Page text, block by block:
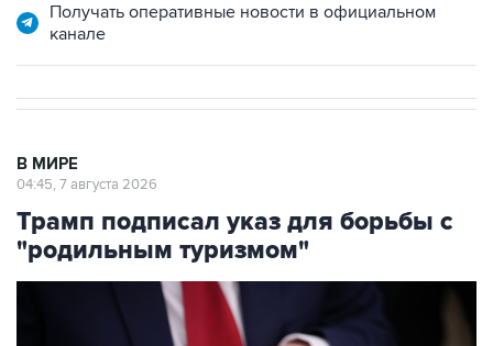
Получать оперативные новости в официальном
канале
В МИРЕ
04:45, 7 августа 2026
Трамп подписал указ для борьбы с
"родильным туризмом"